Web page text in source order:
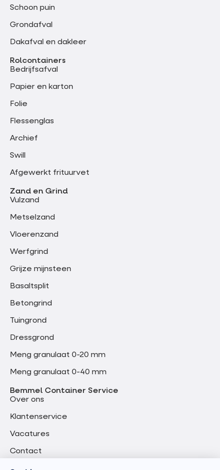
Schoon puin
Grondafval
Dakafval en dakleer
Rolcontainers
Bedrijfsafval
Papier en karton
Folie
Flessenglas
Archief
Swill
Afgewerkt frituurvet
Zand en Grind
Vulzand
Metselzand
Vloerenzand
Werfgrind
Grijze mijnsteen
Basaltsplit
Betongrind
Tuingrond
Dressgrond
Meng granulaat 0-20 mm
Meng granulaat 0-40 mm
Bemmel Container Service
Over ons
Klantenservice
Vacatures
Contact